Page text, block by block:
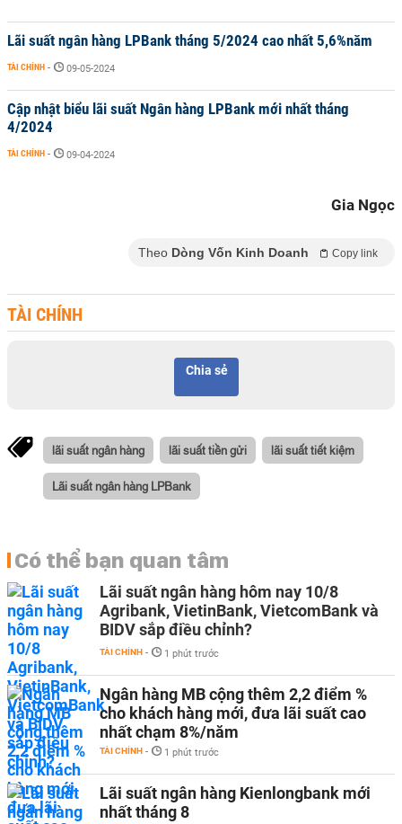
Lãi suất ngân hàng LPBank tháng 5/2024 cao nhất 5,6%năm
TÀI CHÍNH - 09-05-2024
Cập nhật biểu lãi suất Ngân hàng LPBank mới nhất tháng
4/2024
TÀI CHÍNH - 09-04-2024
Gia Ngọc
Theo Dòng Vốn Kinh Doanh Copy link
TÀI CHÍNH
Chia sẻ
lãi suất ngân hàng lãi suất tiền gửi lãi suất tiết kiệm
Lãi suất ngân hàng LPBank
Có thể bạn quan tâm
Lãi suất ngân hàng hôm nay 10/8
Agribank, VietinBank, VietcomBank và
BIDV sắp điều chỉnh?
TÀI CHÍNH - 1 phút trước
Ngân hàng MB cộng thêm 2,2 điểm %
cho khách hàng mới, đưa lãi suất cao
nhất chạm 8%/năm
TÀI CHÍNH - 1 phút trước
Lãi suất ngân hàng Kienlongbank mới
nhất tháng 8